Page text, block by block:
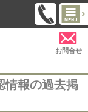
お問合せ
情報の過去掲